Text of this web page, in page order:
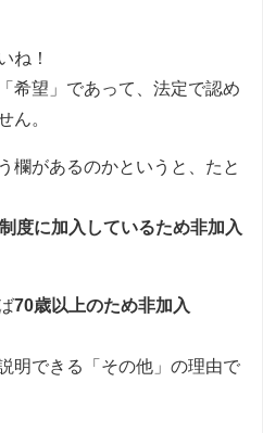
ね！
希望」であって、法定で認め
ん。
欄があるのかというと、たと
度に加入しているため非加入
70歳以上のため非加入
明できる「その他」の理由で